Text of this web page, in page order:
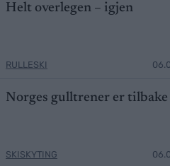
Helt overlegen – igjen
RULLESKI
Norges gulltrener er tilbake
SKISKYTING